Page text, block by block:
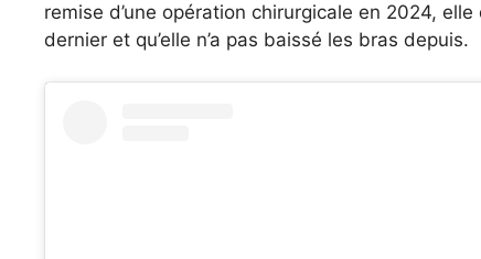
remise d’une opération chirurgicale en 2024,
dernier et qu’elle n’a pas baissé les bras depuis.